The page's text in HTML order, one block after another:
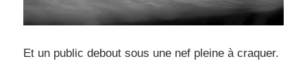
Et un public debout sous une nef pleine à craquer.